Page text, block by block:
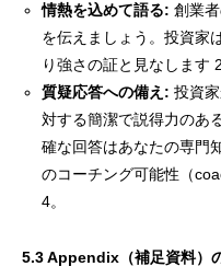
情熱を込めて語る: 創業
を伝えましょう。投資家
り強さの証と見なします 2
質疑応答への備え:投資
対する簡潔で説得力のあ
確な回答はあなたの専門
のコーチング可能性（
4。
5.3 Appendix（補足資料）